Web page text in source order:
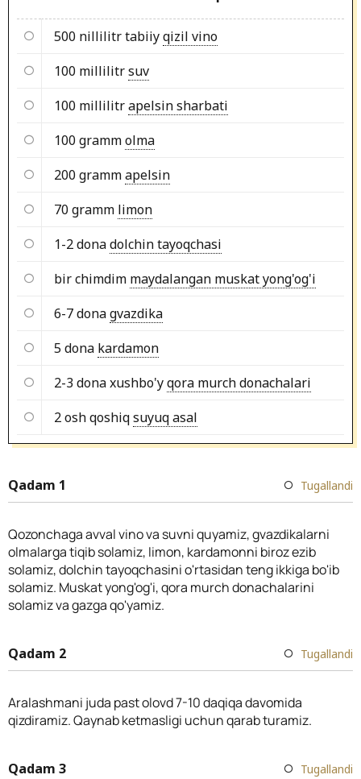
500 nillilitr tabiiyqizil vino
100 millilitrsuv
100 millilitrapelsin sharbati
100 grammolma
200 grammapelsin
70 gramm limon
1-2 donadolchin tayoqchasi
bir chimdim maydalangan muskat yong'og'i
6-7 donagvazdika
5 dona kardamon
2-3 dona xushbo'yqora murch donachalari
2 osh qoshiqsuyuq asal
Qadam 1 Tugallandi
Qozonchaga avval vino va suvni quyamiz, gvazdikalarni
olmalarga tiqib solamiz, limon, kardamonni biroz ezib
solamiz, dolchin tayoqchasini o'rtasidan teng ikkiga bo'ib
solamiz. Muskat yong'og'i, qora murch donachalarini
solamiz va gazga qo'yamiz.
Qadam 2 Tugallandi
Aralashmani juda past olovd 7-10 daqiqa davomida
qizdiramiz. Qaynab ketmasligi uchun qarab turamiz.
Qadam 3 Tugallandi